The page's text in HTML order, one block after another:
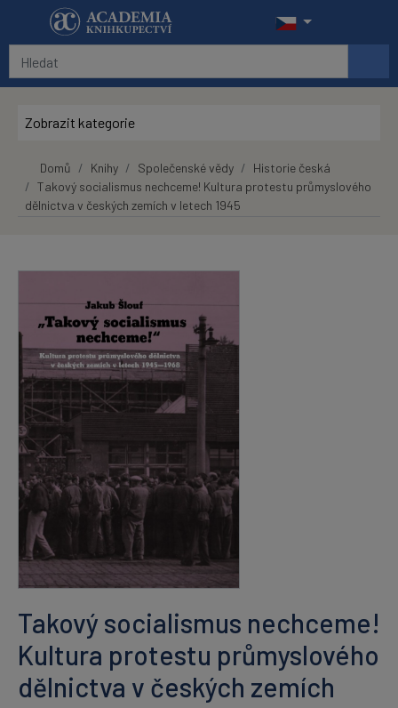
Přeskočit na hlavní obsah
Zobrazit kategorie
Domů Knihy Společenské vědy
Historie česká
Takový socialismus nechceme! Kultura protestu průmyslového
dělnictva v českých zemích v letech 1945
Takový socialismus nechceme!
Kultura protestu průmyslového
dělnictva v českých zemích